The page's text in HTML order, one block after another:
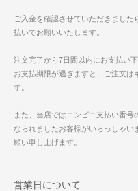
ご入金を確認させていただきまし
払いでお願いいたします。
注文完了から7日間以内にお支払い下
お支払期限が過ぎますと、ご注文は
す。
また、当店ではコンビニ支払い番
なられましたお客様がいらっしゃい
願い申し上げます。
営業日について